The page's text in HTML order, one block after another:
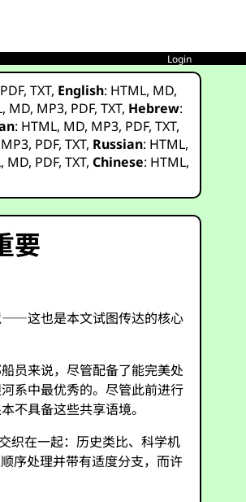
Login
PDF,TXT, English: HTML, MD,
, MD, MP3, PDF,TXT, Hebrew:
: HTML, MD, MP3, PDF,TXT,
MP3, PDF,TXT, Russian: HTML,
, MD, PDF,TXT,Chinese: HTML,
要
这也是本文试图传达的核心
员来说，尽管配备了能完美处
系中最优秀的。尽管此前进行
具备这些共享语境。
织在一起：历史类比、科学机
序处理并带有适度分支，而许